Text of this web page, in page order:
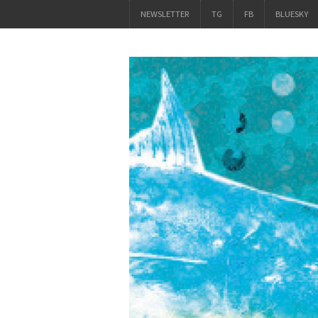
NEWSLETTER TG FB BLUESKY